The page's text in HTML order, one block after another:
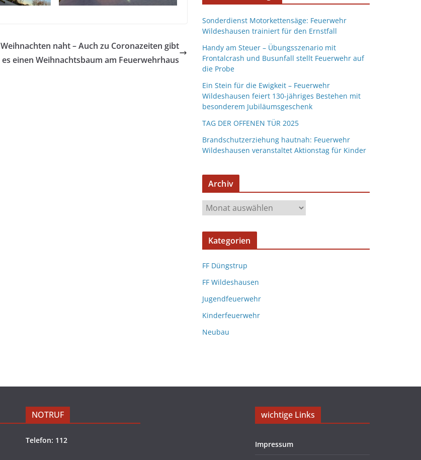
Weihnachten naht – Auch zu Coronazeiten gibt
es einen Weihnachtsbaum am Feuerwehrhaus
Sonderdienst Motorkettensäge: Feuerwehr
Wildeshausen trainiert für den Ernstfall
Handy am Steuer – Übungsszenario mit
Frontalcrash und Busunfall stellt Feuerwehr auf
die Probe
Ein Stein für die Ewigkeit – Feuerwehr
Wildeshausen feiert 130-jähriges Bestehen mit
besonderem Jubiläumsgeschenk
TAG DER OFFENEN TÜR 2025
Brandschutzerziehung hautnah: Feuerwehr
Wildeshausen veranstaltet Aktionstag für Kinder
Archiv
Kategorien
FF Düngstrup
FF Wildeshausen
Jugendfeuerwehr
Kinderfeuerwehr
Neubau
NOTRUF
Telefon: 112
wichtige Links
Impressum